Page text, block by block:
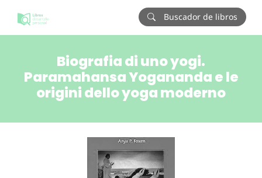
Buscador de libros
Biografia di uno yogi.
Paramahansa Yogananda e le
origini dello yoga moderno